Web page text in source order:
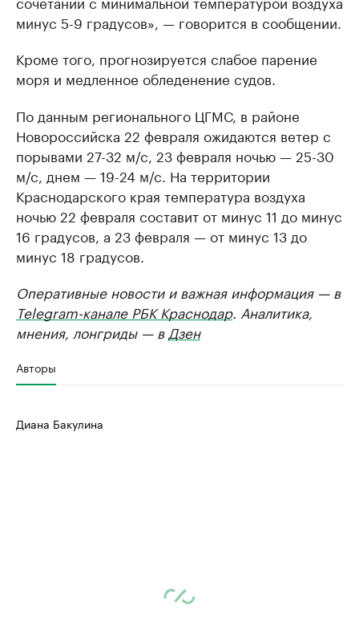
минус 5-9 градусов», — говорится в сообщении.
Кроме того, прогнозируется слабое парение
моря и медленное обледенение судов.
По данным регионального ЦГМС, в районе
Новороссийска 22 февраля ожидаются ветер с
порывами 27-32 м/с, 23 февраля ночью — 25-30
м/с, днем — 19-24 м/с. На территории
Краснодарского края температура воздуха
ночью 22 февраля составит от минус 11 до минус
16 градусов, а 23 февраля — от минус 13 до
минус 18 градусов.
Оперативные новости и важная информация — в
Telegram-канале РБК Краснодар. Аналитика,
мнения, лонгриды — в Дзен
Авторы
Диана Бакулина